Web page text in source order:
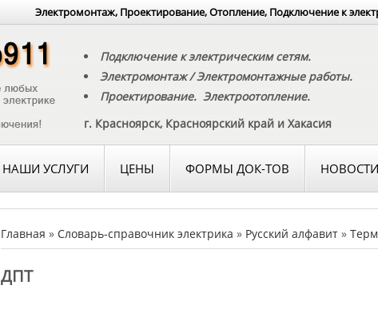
Электромонтаж, Проектирование, Отопление, Подключение к
Подключение к электрическим сетям.
Электромонтаж / Электромонтажные работы.
Проектирование. Электроотопление.
г. Красноярск, Красноярский край и Хакасия
НАШИ УСЛУГИ ЦЕНЫ ФОРМЫ ДОК-ТОВ НОВОСТИ
Главная » Словарь-справочник электрика » Русский алфавит »
ДПТ